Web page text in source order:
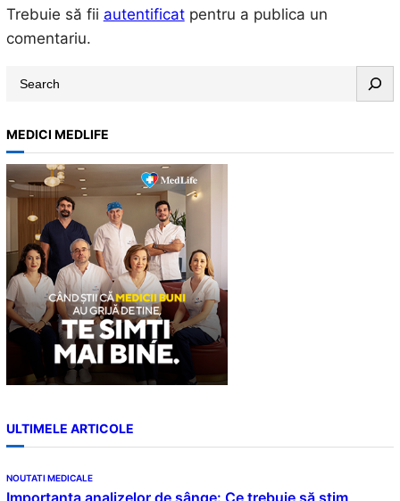
Trebuie să fii autentificatpentru a publica un
comentariu.
r
c
h
MEDICI MEDLIFE
ULTIMELE ARTICOLE
NOUTATI MEDICALE
Importanța analizelor de sânge: Ce trebuie să știm